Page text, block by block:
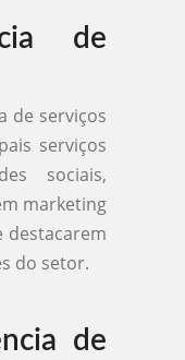
de
de serviços
serviços
sociais,
marketing
destacarem
do setor.
de